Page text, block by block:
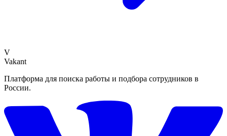
V
Vakant
Платформа для поиска работы и подбора сотрудников в
России.